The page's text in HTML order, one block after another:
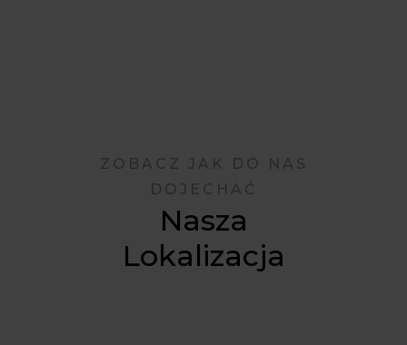
ZOBACZ JAK DO NAS
DOJECHAĆ
Nasza
Lokalizacja